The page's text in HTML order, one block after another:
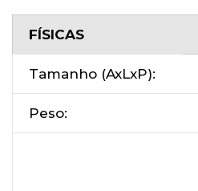
FÍSICAS
Tamanho (AxLxP):
Peso: